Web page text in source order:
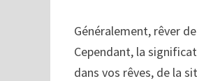
Généralement, rêver
Cependant, la
dans vos rêves, de la